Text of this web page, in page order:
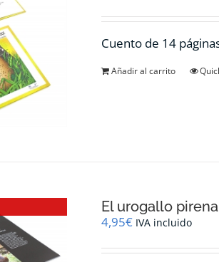
Cuento de 14
Añadir al carrito
El urogallo
4,95€ IVA incluido